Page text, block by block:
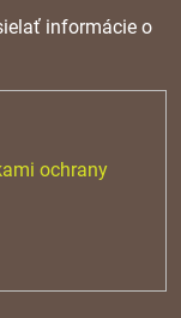
informácie o
ochrany